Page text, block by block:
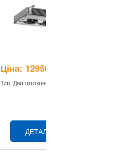
Ціна: 129503
Тип: Двопотокові
ДЕТАЛЬНІШЕ